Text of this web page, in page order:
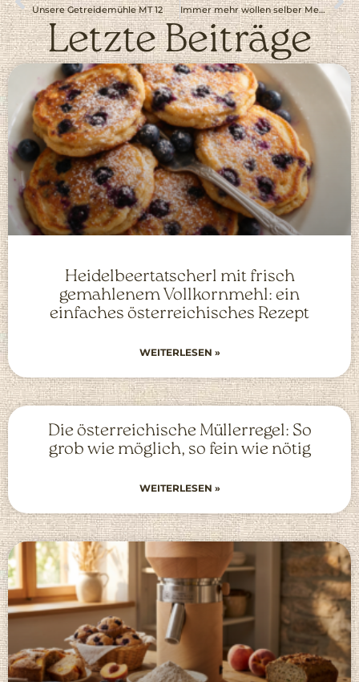
Unsere Getreidemühle MT 12 Immer mehr wollen selber Mehl mahlen
Letzte Beiträge
Heidelbeertatscherl mit frisch
gemahlenem Vollkornmehl: ein
einfaches österreichisches Rezept
WEITERLESEN »
Die österreichische Müllerregel: So
grob wie möglich, so fein wie nötig
WEITERLESEN »